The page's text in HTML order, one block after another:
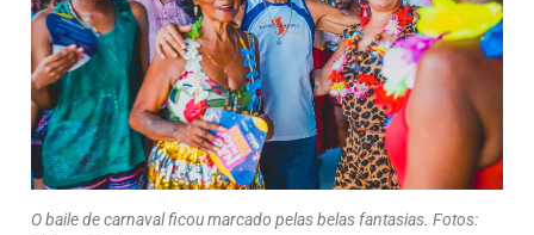
O baile de carnaval ficou marcado pelas belas fantasias. Fotos: